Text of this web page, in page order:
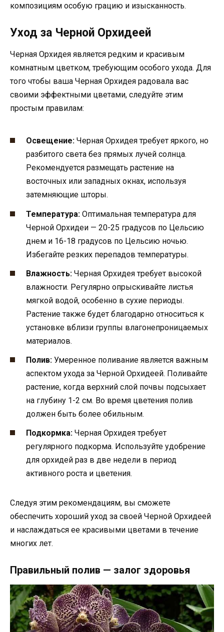
композициям особую грацию и изысканность.
Уход за Черной Орхидеей
Черная Орхидея является редким и красивым
комнатным цветком, требующим особого ухода. Для
того чтобы ваша Черная Орхидея радовала вас
своими эффектными цветами, следуйте этим
простым правилам:
Освещение: Черная Орхидея требует яркого, но
разбитого света без прямых лучей солнца.
Рекомендуется размещать растение на
восточных или западных окнах, используя
затемняющие шторы.
Температура: Оптимальная температура для
Черной Орхидеи — 20-25 градусов по Цельсию
днем и 16-18 градусов по Цельсию ночью.
Избегайте резких перепадов температуры.
Влажность: Черная Орхидея требует высокой
влажности. Регулярно опрыскивайте листья
мягкой водой, особенно в сухие периоды.
Растение также будет благодарно относиться к
установке вблизи группы влагонепроницаемых
материалов.
Полив: Умеренное поливание является важным
аспектом ухода за Черной Орхидеей. Поливайте
растение, когда верхний слой почвы подсыхает
на глубину 1-2 см. Во время цветения полив
должен быть более обильным.
Подкормка: Черная Орхидея требует
регулярного подкорма. Используйте удобрение
для орхидей раз в две недели в период
активного роста и цветения.
Следуя этим рекомендациям, вы сможете
обеспечить хороший уход за своей Черной Орхидеей
и наслаждаться ее красивыми цветами в течение
многих лет.
Правильный полив — залог здоровья